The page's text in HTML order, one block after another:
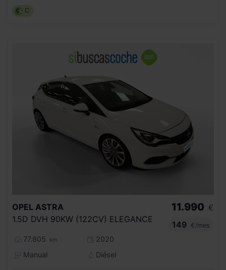
C
OPEL ASTRA
1.5D DVH 90KW (122CV) ELEGANCE
77.805 km
2020
Manual
Diésel
11.990 €
149
€/mes